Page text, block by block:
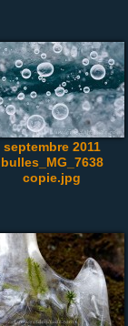
septembre 2011
bulles_MG_7638
copie.jpg